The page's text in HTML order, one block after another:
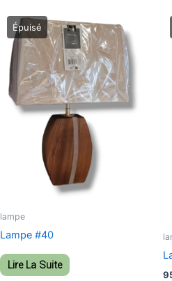
lampe
Lampe #40
Lire La Suite